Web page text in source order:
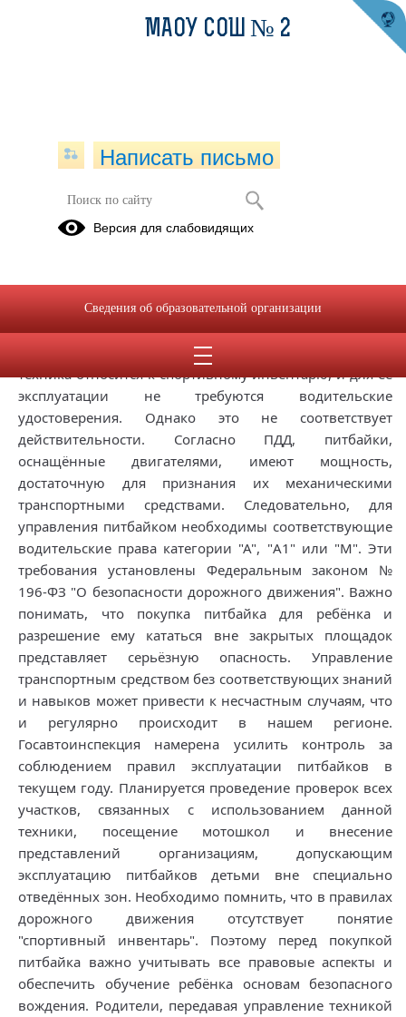
Начальник ГАИ информирует
Госавтоинспекция напоминает: питбайк — это
транспортное средство, и для его управления нужны
права В последнее время среди некоторых владельцев
питбайков сложилось ошибочное мнение, что данная
техника относится к спортивному инвентарю, и для её
эксплуатации не требуются водительские
удостоверения. Однако это не соответствует
действительности. Согласно ПДД, питбайки,
оснащённые двигателями, имеют мощность,
достаточную для признания их механическими
транспортными средствами. Следовательно, для
управления питбайком необходимы соответствующие
водительские права категории "А", "A1" или "M". Эти
требования установлены Федеральным законом №
196-ФЗ "О безопасности дорожного движения". Важно
понимать, что покупка питбайка для ребёнка и
разрешение ему кататься вне закрытых площадок
представляет серьёзную опасность. Управление
транспортным средством без соответствующих знаний
и навыков может привести к несчастным случаям, что
и регулярно происходит в нашем регионе.
Госавтоинспекция намерена усилить контроль за
соблюдением правил эксплуатации питбайков в
текущем году. Планируется проведение проверок всех
участков, связанных с использованием данной
техники, посещение мотошкол и внесение
представлений организациям, допускающим
эксплуатацию питбайков детьми вне специально
отведённых зон. Необходимо помнить, что в правилах
дорожного движения отсутствует понятие
"спортивный инвентарь". Поэтому перед покупкой
питбайка важно учитывать все правовые аспекты и
обеспечить обучение ребёнка основам безопасного
вождения. Родители, передавая управление техникой
МАОУ СОШ № 2
Написать письмо
Версия для слабовидящих
Сведения об образовательной организации